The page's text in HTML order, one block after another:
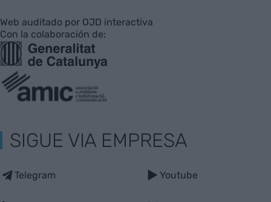
Web auditado por OJD interactiva
Con la colaboración de:
SIGUE VIA EMPRESA
Telegram Youtube